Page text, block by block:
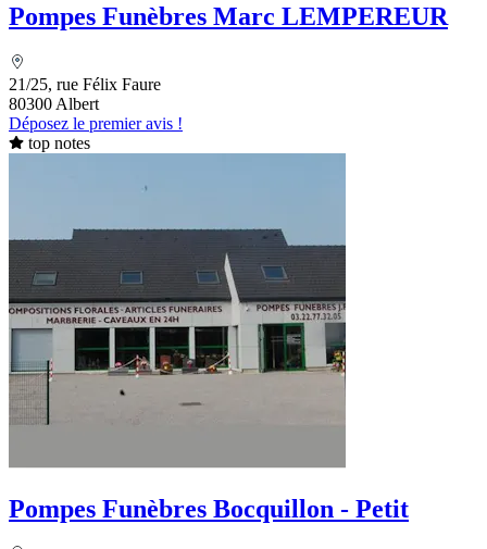
Pompes Funèbres Marc LEMPEREUR
21/25, rue Félix Faure
80300 Albert
Déposez le premier avis !
top notes
Pompes Funèbres Bocquillon - Petit